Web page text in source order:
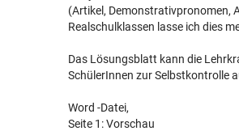
(Artikel, Demonstrativpronomen,
Realschulklassen lasse ich dies
Das Lösungsblatt kann die
SchülerInnen zur Selbstkontrolle
Word -Datei,
Seite 1: Vorschau